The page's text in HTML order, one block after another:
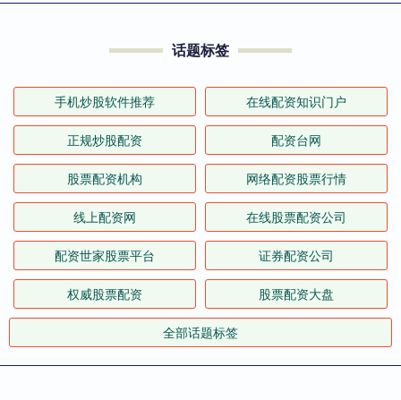
话题标签
手机炒股软件推荐 在线配资知识门户
正规炒股配资 配资台网
股票配资机构 网络配资股票行情
线上配资网 在线股票配资公司
配资世家股票平台 证券配资公司
权威股票配资 股票配资大盘
全部话题标签